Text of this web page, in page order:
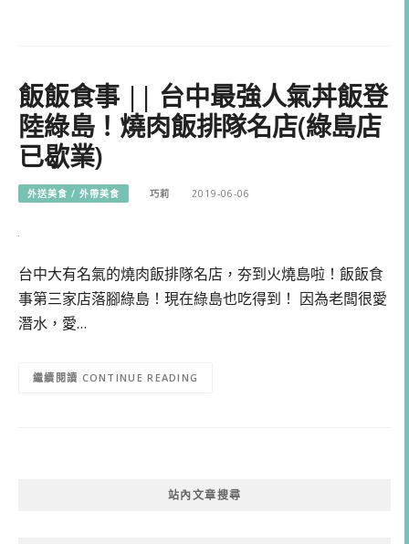
飯飯食事 || 台中最強人氣丼飯登
陸綠島！燒肉飯排隊名店(綠島店
已歇業)
外送美食 / 外帶美食 巧莉 2019-06-06
台中大有名氣的燒肉飯排隊名店，夯到火燒島啦！飯飯食
事第三家店落腳綠島！現在綠島也吃得到！ 因為老闆很愛
潛水，愛…
CONTINUE READING
站內文章搜尋